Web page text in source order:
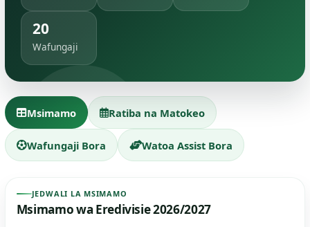
20
Wafungaji
Msimamo Ratiba na Matokeo
Wafungaji Bora Watoa Assist Bora
JEDWALI LA MSIMAMO
Msimamo wa Eredivisie 2026/2027